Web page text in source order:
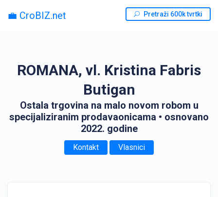
💼 CroBIZ.net Pretraži 600k tvrtki
ROMANA, vl. Kristina Fabris
Butigan
Ostala trgovina na malo novom robom u
specijaliziranim prodavaonicama • osnovano
2022. godine
Kontakt Vlasnici